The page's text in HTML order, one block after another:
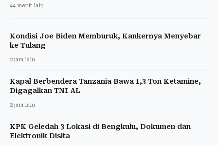
44 menit lalu
Kondisi Joe Biden Memburuk, Kankernya Menyebar
ke Tulang
2 jam lalu
Kapal Berbendera Tanzania Bawa 1,3 Ton Ketamine,
Digagalkan TNI AL
2 jam lalu
KPK Geledah 3 Lokasi di Bengkulu, Dokumen dan
Elektronik Disita